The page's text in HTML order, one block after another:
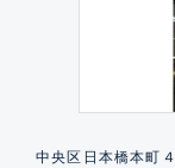
中央区日本橋本町４